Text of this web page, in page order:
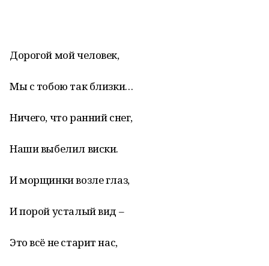
Дорогой мой человек,
Мы с тобою так близки…
Ничего, что ранний снег,
Наши выбелил виски.
И морщинки возле глаз,
И порой усталый вид –
Это всё не старит нас,